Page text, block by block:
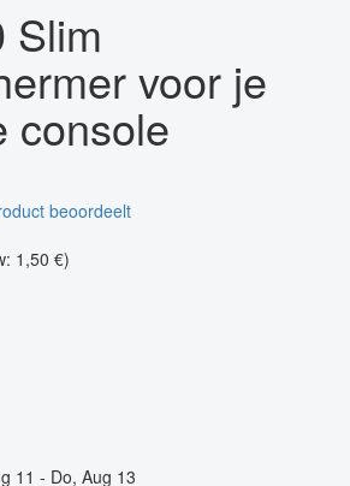
Slim
voor je
console
beoordeelt
1,50 €)
11 - Do, Aug 13